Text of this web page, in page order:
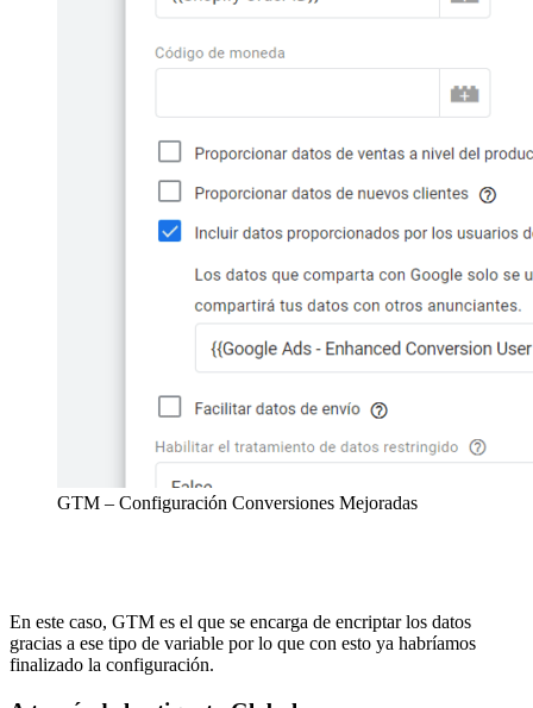
GTM – Configuración Conversiones Mejoradas
En este caso, GTM es el que se encarga de encriptar los datos
gracias a ese tipo de variable por lo que con esto ya habríamos
finalizado la configuración.